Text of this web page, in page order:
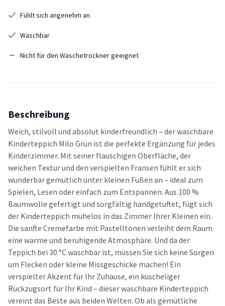
Fühlt sich angenehm an
Waschbar
Nicht für den Wäschetrockner geeignet
Beschreibung
Weich, stilvoll und absolut kinderfreundlich – der waschbare
Kinderteppich Milo Grün ist die perfekte Ergänzung für jedes
Kinderzimmer. Mit seiner flauschigen Oberfläche, der
weichen Textur und den verspielten Fransen fühlt er sich
wunderbar gemütlich unter kleinen Füßen an – ideal zum
Spielen, Lesen oder einfach zum Entspannen. Aus 100 %
Baumwolle gefertigt und sorgfältig handgetuftet, fügt sich
der Kinderteppich mühelos in das Zimmer Ihrer Kleinen ein.
Die sanfte Cremefarbe mit Pastelltönen verleiht dem Raum
eine warme und beruhigende Atmosphäre. Und da der
Teppich bei 30 °C waschbar ist, müssen Sie sich keine Sorgen
um Flecken oder kleine Missgeschicke machen! Ein
verspielter Akzent für Ihr Zuhause, ein kuscheliger
Rückzugsort für Ihr Kind – dieser waschbare Kinderteppich
vereint das Beste aus beiden Welten. Ob als gemütliche